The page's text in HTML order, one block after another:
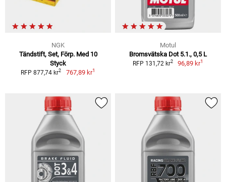
NGK
Tändstift, Set, Förp. Med 10
Styck
RFP 877,74 kr2 767,89 kr1
Motul
Bromsvätska Dot 5.1., 0,5 L
RFP 131,72 kr2 96,89 kr1